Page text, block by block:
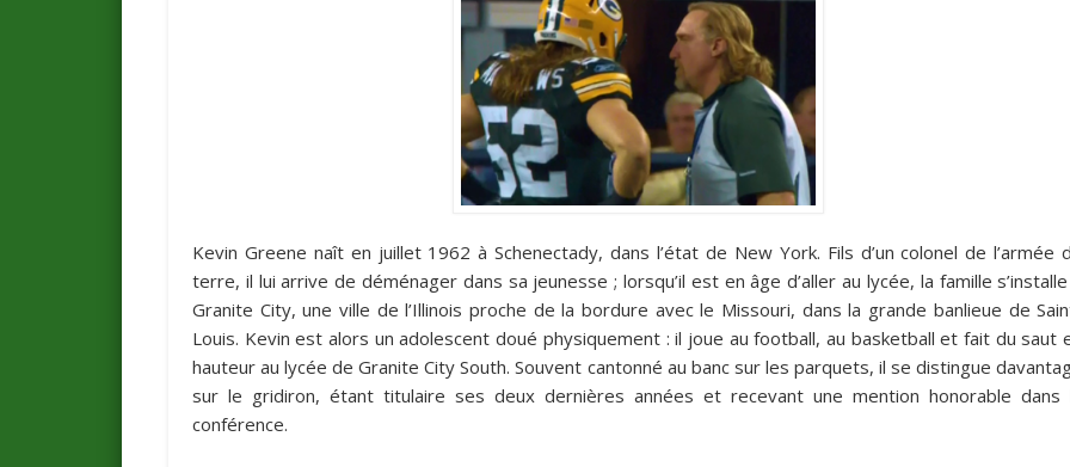
Kevin Greene naît en juillet 1962 à Schenectady, dans l’état de New York. Fils d’un colonel de l’armée
terre, il lui arrive de déménager dans sa jeunesse ; lorsqu’il est en âge d’aller au lycée, la famille
Granite City, une ville de l’Illinois proche de la bordure avec le Missouri, dans la grande banlieue de
Louis. Kevin est alors un adolescent doué physiquement : il joue au football, au basketball et fait du saut
hauteur au lycée de Granite City South. Souvent cantonné au banc sur les parquets, il se distingue
sur le gridiron, étant titulaire ses deux dernières années et recevant une mention honorable dans
conférence.